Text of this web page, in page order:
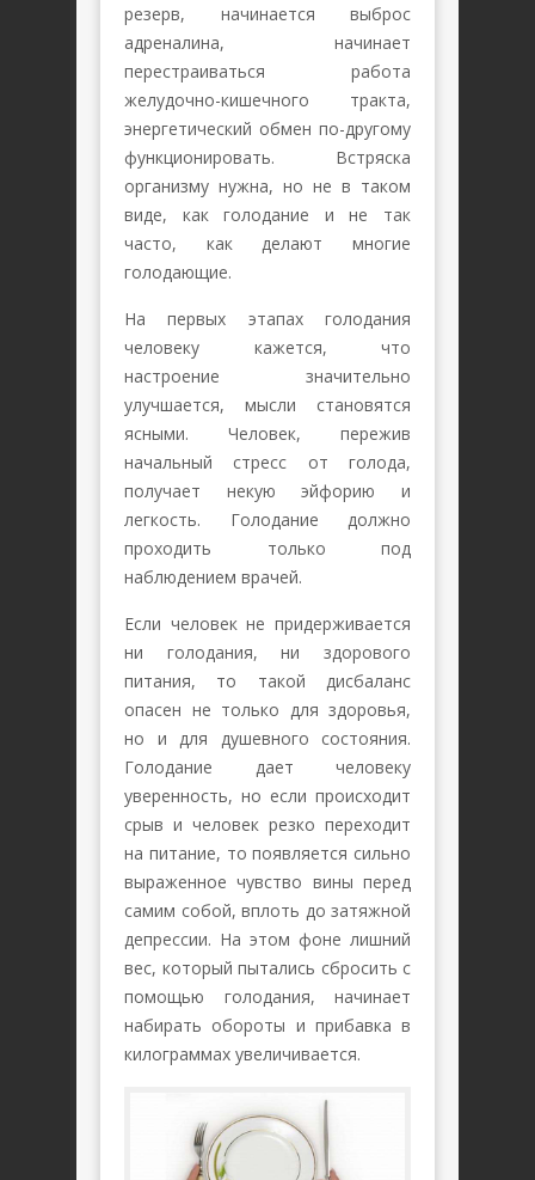
резерв, начинается выброс
адреналина, начинает
перестраиваться работа
желудочно-кишечного тракта,
энергетический обмен по-другому
функционировать. Встряска
организму нужна, но не в таком
виде, как голодание и не так
часто, как делают многие
голодающие.
На первых этапах голодания
человеку кажется, что
настроение значительно
улучшается, мысли становятся
ясными. Человек, пережив
начальный стресс от голода,
получает некую эйфорию и
легкость. Голодание должно
проходить только под
наблюдением врачей.
Если человек не придерживается
ни голодания, ни здорового
питания, то такой дисбаланс
опасен не только для здоровья,
но и для душевного состояния.
Голодание дает человеку
уверенность, но если происходит
срыв и человек резко переходит
на питание, то появляется сильно
выраженное чувство вины перед
самим собой, вплоть до затяжной
депрессии. На этом фоне лишний
вес, который пытались сбросить с
помощью голодания, начинает
набирать обороты и прибавка в
килограммах увеличивается.